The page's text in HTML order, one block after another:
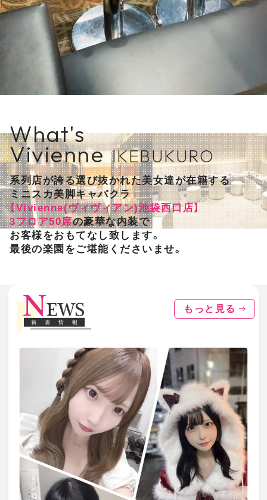
What's
VivienneIKEBUKURO
系列店が誇る選び抜かれた美女達が在籍する
ミニスカ美脚キャバクラ
【Vivienne(ヴィヴィアン)池袋西口店】
3フロア50席の豪華な内装で
お客様をおもてなし致します。
最後の楽園をご堪能くださいませ。
もっと見る